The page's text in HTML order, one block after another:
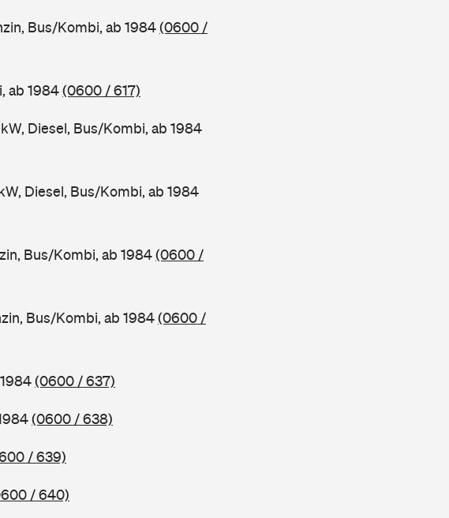
Bus/Kombi, ab 1984(0600 /
ab 1984(0600 / 617)
Diesel, Bus/Kombi, ab 1984
Diesel, Bus/Kombi, ab 1984
Bus/Kombi, ab 1984(0600 /
Bus/Kombi, ab 1984(0600 /
(0600 / 637)
(0600 / 638)
/ 639)
/ 640)